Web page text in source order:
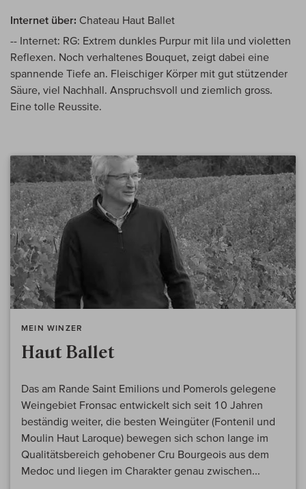
Internet über: Chateau Haut Ballet
-- Internet: RG: Extrem dunkles Purpur mit lila und violetten
Reflexen. Noch verhaltenes Bouquet, zeigt dabei eine
spannende Tiefe an. Fleischiger Körper mit gut stützender
Säure, viel Nachhall. Anspruchsvoll und ziemlich gross.
Eine tolle Reussite.
MEIN WINZER
Haut Ballet
Das am Rande Saint Emilions und Pomerols gelegene
Weingebiet Fronsac entwickelt sich seit 10 Jahren
beständig weiter, die besten Weingüter (Fontenil und
Moulin Haut Laroque) bewegen sich schon lange im
Qualitätsbereich gehobener Cru Bourgeois aus dem
Medoc und liegen im Charakter genau zwischen...